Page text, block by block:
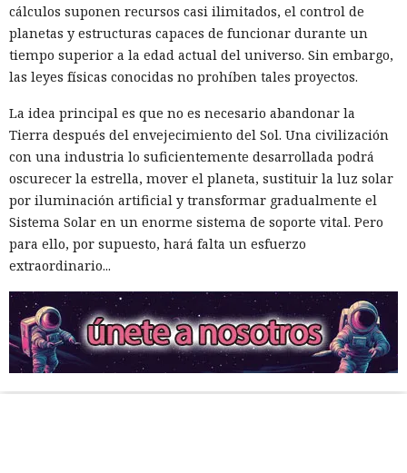
cálculos suponen recursos casi ilimitados, el control de
planetas y estructuras capaces de funcionar durante un
tiempo superior a la edad actual del universo. Sin embargo,
las leyes físicas conocidas no prohíben tales proyectos.
La idea principal es que no es necesario abandonar la
Tierra después del envejecimiento del Sol. Una civilización
con una industria lo suficientemente desarrollada podrá
oscurecer la estrella, mover el planeta, sustituir la luz solar
por iluminación artificial y transformar gradualmente el
Sistema Solar en un enorme sistema de soporte vital. Pero
para ello, por supuesto, hará falta un esfuerzo
extraordinario...